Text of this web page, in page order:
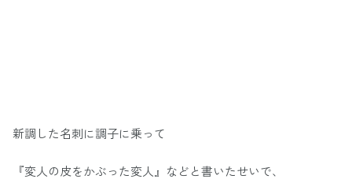
新調した名刺に調子に乗って
『変人の皮をかぶった変人』などと書いたせいで、